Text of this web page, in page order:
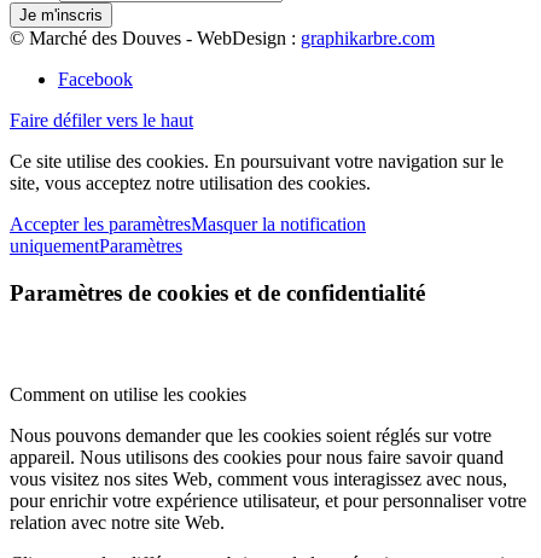
© Marché des Douves - WebDesign : graphikarbre.com
Facebook
Faire défiler vers le haut
Ce site utilise des cookies. En poursuivant votre navigation sur le
site, vous acceptez notre utilisation des cookies.
Accepter les paramètresMasquer la notification
uniquementParamètres
Paramètres de cookies et de confidentialité
Comment on utilise les cookies
Nous pouvons demander que les cookies soient réglés sur votre
appareil. Nous utilisons des cookies pour nous faire savoir quand
vous visitez nos sites Web, comment vous interagissez avec nous,
pour enrichir votre expérience utilisateur, et pour personnaliser votre
relation avec notre site Web.